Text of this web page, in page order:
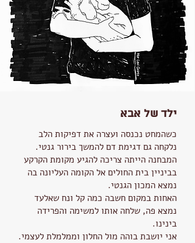
ילד של אבא
כשהמחט נכנסה ועצרה את דפיקות הלב
נלקחה גם דגימת דם להמשך בירור גנטי.
המבחנה הייתה צריכה להגיע מקומת הקרקע
בביניין בית החולים אל הקומה העליונה בה
נמצא המכון הגנטי.
האחות במקום חשבה כמה קל ונח שאלעד
נמצא פה, שלחה אותו למשימה והפרידה
בינינו.
אני יושבת בוהה מול החלון וממלמלת לעצמי.